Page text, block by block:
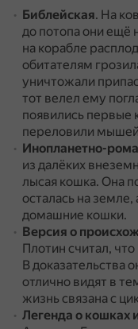
Библейская. На
до потопа они ещё
на корабле
обитателям
уничтожали
тот велел ему
появились первые
переловили мышей
Инопланетно-
из далёких
лысая кошка. Она
осталась на
домашние кошки.
Версия о
Плотин считал,
В доказательства
отлично видят в
жизнь связана с
Легенда о кошках